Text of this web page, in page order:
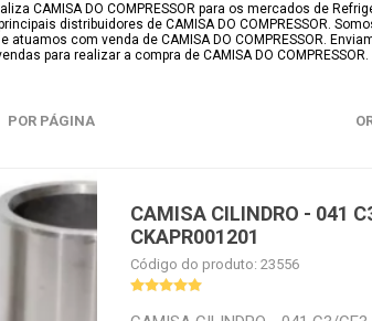
CAMISA DO COMPRESSOR para os mercados de
distribuidores de CAMISA DO COMPRESSOR.
com venda de CAMISA DO COMPRESSOR.
para realizar a compra de CAMISA DO COMPRESSOR.
POR PÁGINA
CAMISA CILINDRO - 041
CKAPR001201
Código do produto: 23556